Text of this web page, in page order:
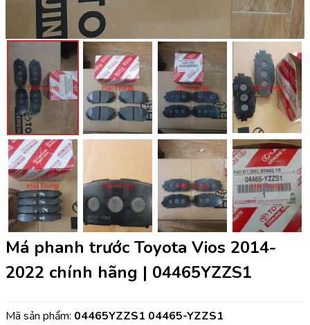
Má phanh trước Toyota Vios 2014-
2022 chính hãng | 04465YZZS1
Mã sản phẩm: 04465YZZS1 04465-YZZS1